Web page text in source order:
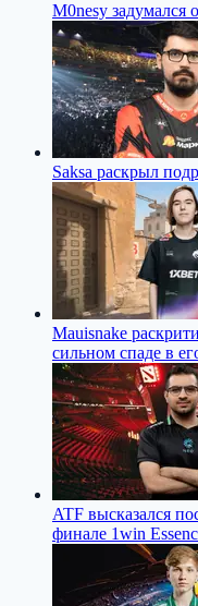
M0nesy задумался
Saksa раскрыл
Mauisnake
сильном спаде в
ATF высказался
финале 1win